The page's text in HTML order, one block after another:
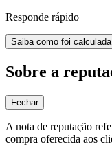
Responde rápido
Saiba como foi
Sobre a
Fechar
A nota de reputação
compra oferecida aos